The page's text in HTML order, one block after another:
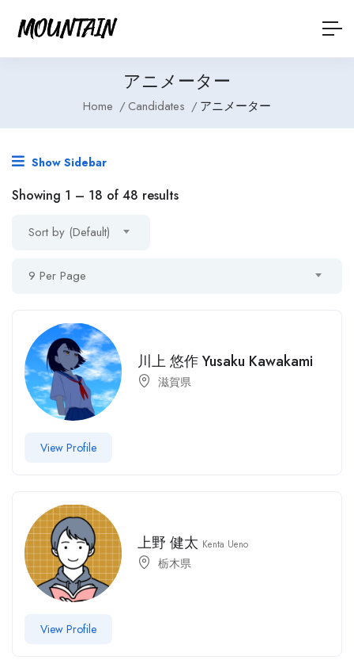
アニメーター
Home Candidates アニメーター
Show Sidebar
Showing 1 – 18 of 48 results
Sort by (Default)
9 Per Page
川上 悠作 Yusaku Kawakami
滋賀県
View Profile
上野 健太 Kenta Ueno
栃木県
View Profile